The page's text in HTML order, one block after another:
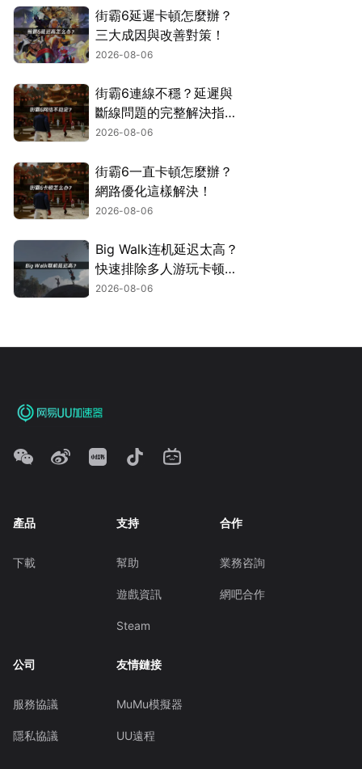
街霸6延遲卡頓怎麼辦？
三大成因與改善對策！
2026-08-06
街霸6連線不穩？延遲與
斷線問題的完整解決指
南！
2026-08-06
街霸6一直卡頓怎麼辦？
網路優化這樣解決！
2026-08-06
Big Walk连机延迟太高？
快速排除多人游玩卡顿困
扰！
2026-08-06
產品
下載
支持
幫助
遊戲資訊
Steam
合作
業務咨詢
網吧合作
公司
服務協議
隱私協議
友情鏈接
MuMu模擬器
UU遠程